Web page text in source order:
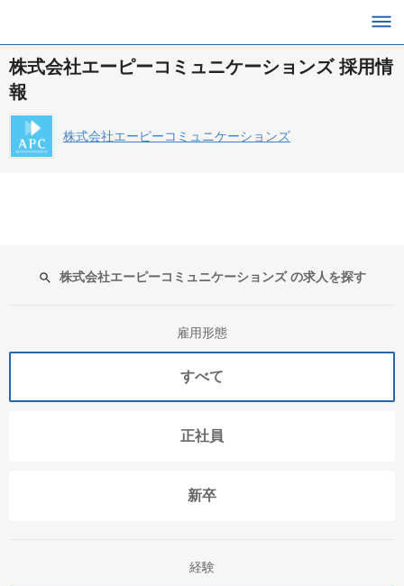
株式会社エーピーコミュニケーションズ 採用情
報
株式会社エーピーコミュニケーションズ
株式会社エーピーコミュニケーションズ の求人を探す
雇用形態
すべて
正社員
新卒
経験